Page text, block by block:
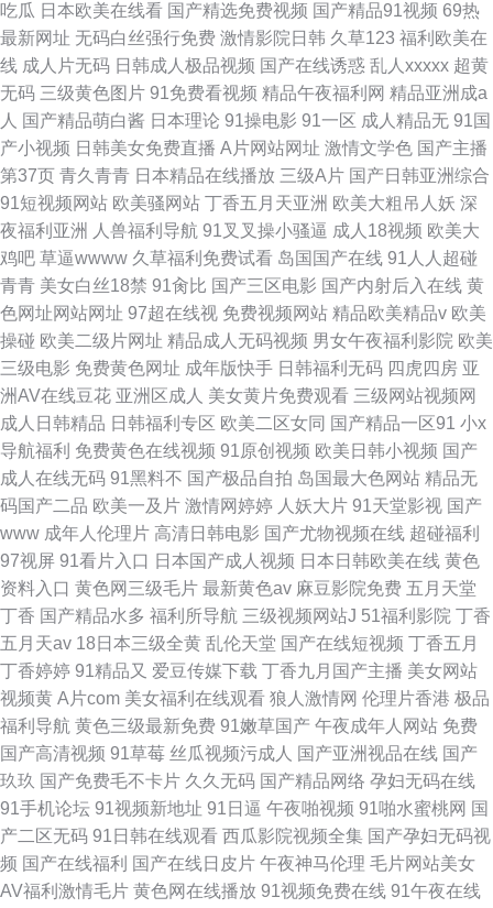
吃瓜 日本欧美在线看 国产精选免费视频 国产精品91视频 69热
最新网址 无码白丝强行免费 激情影院日韩 久草123 福利欧美在
线 成人片无码 日韩成人极品视频 国产在线诱惑 乱人xxxxx 超黄
无码 三级黄色图片 91免费看视频 精品午夜福利网 精品亚洲成a
人 国产精品萌白酱 日本理论 91操电影 91一区 成人精品无 91国
产小视频 日韩美女免费直播 A片网站网址 激情文学色 国产主播
第37页 青久青青 日本精品在线播放 三级A片 国产日韩亚洲综合
91短视频网站 欧美骚网站 丁香五月天亚洲 欧美大粗吊人妖 深
夜福利亚洲
人兽福利导航 91叉叉操小骚逼 成人18视频 欧美大
鸡吧 草逼wwww 久草福利免费试看 岛国国产在线 91人人超碰
青青 美女白丝18禁 91肏比 国产三区电影 国产内射后入在线 黄
色网址网站网址 97超在线视 免费视频网站 精品欧美精品v 欧美
操碰 欧美二级片网址 精品成人无码视频 男女午夜福利影院 欧美
三级电影 免费黄色网址 成年版快手 日韩福利无码 四虎四房 亚
洲AV在线豆花 亚洲区成人 美女黄片免费观看 三级网站视频网
成人日韩精品 日韩福利专区 欧美二区女同 国产精品一区91 小x
导航福利 免费黄色在线视频 91原创视频 欧美日韩小视频 国产
成人在线无码 91黑料不 国产极品自拍 岛国最大色网站 精品无
码国产二品 欧美一及片 激情网婷婷 人妖大片 91天堂影视 国产
www 成年人伦理片 高清日韩电影 国产尤物视频在线 超碰福利
97视屏 91看片入口 日本国产成人视频 日本日韩欧美在线 黄色
资料入口 黄色网三级毛片 最新黄色av 麻豆影院免费 五月天堂
丁香 国产精品水多 福利所导航 三级视频网站J 51福利影院 丁香
五月天av 18日本三级全黄 乱伦天堂 国产在线短视频 丁香五月
丁香婷婷 91精品又 爱豆传媒下载 丁香九月国产主播 美女网站
视频黄 A片com 美女福利在线观看 狼人激情网 伦理片香港 极品
福利导航 黄色三级最新免费 91嫩草国产 午夜成年人网站 免费
国产高清视频 91草莓 丝瓜视频污成人 国产亚洲视品在线 国产
玖玖 国产免费毛不卡片 久久无码 国产精品网络 孕妇无码在线
91手机论坛 91视频新地址 91日逼 午夜啪视频 91啪水蜜桃网 国
产二区无码 91日韩在线观看 西瓜影院视频全集 国产孕妇无码视
频 国产在线福利 国产在线日皮片 午夜神马伦理 毛片网站美女
AV福利激情毛片 黄色网在线播放 91视频免费在线 91午夜在线